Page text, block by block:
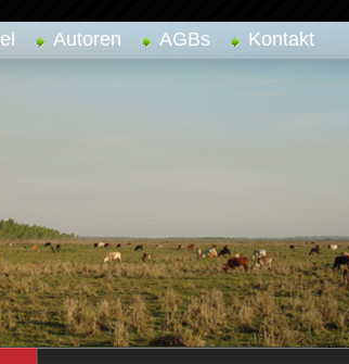
Autoren AGBs Kontakt